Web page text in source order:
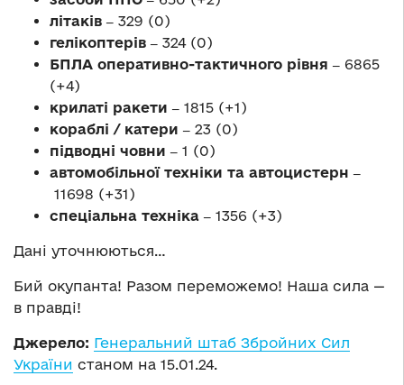
літаків ‒ 329 (0)
гелікоптерів ‒ 324 (0)
БПЛА оперативно-тактичного рівня ‒ 6865
(+4)
крилаті ракети ‒ 1815 (+1)
кораблі / катери ‒ 23 (0)
підводні човни ‒ 1 (0)
автомобільної техніки та автоцистерн ‒
11698 (+31)
спеціальна техніка ‒ 1356 (+3)
Дані уточнюються…
Бий окупанта! Разом переможемо! Наша сила —
в правді!
Джерело: Генеральний штаб Збройних Сил
України станом на 15.01.24.